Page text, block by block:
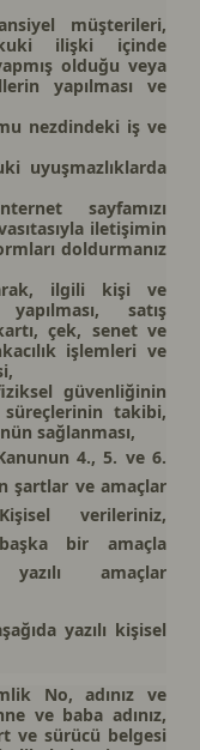
müşterileri,
ilişki içinde
olduğu veya
yapılması ve
nezdindeki iş ve
uyuşmazlıklarda
sayfamızı
iletişimin
doldurmanız
ilgili kişi ve
satış
çek, senet ve
işlemleri ve
güvenliğinin
takibi,
sağlanması,
4., 5. ve 6.
şartlar ve amaçlar
verileriniz,
bir amaçla
yazılı amaçlar
yazılı kişisel
No, adınız ve
ve baba adınız,
ve sürücü belgesi